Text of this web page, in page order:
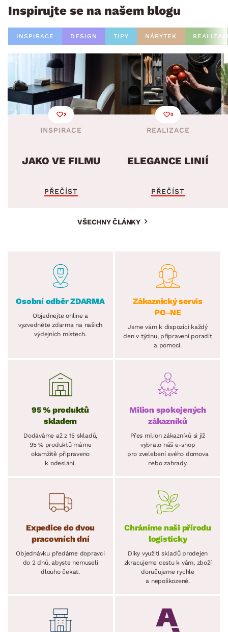
Inspirujte se na našem blogu
INSPIRACE DESIGN TIPY NÁBYTEK
2
INSPIRACE
JAKO VE FILMU
PŘEČÍST
0
REALIZACE
ELEGANCE LINIÍ
PŘEČÍST
VŠECHNY ČLÁNKY
Osobní odběr ZDARMA
Objednejte online a
vyzvedněte zdarma na našich
výdejních místech.
Zákaznický servis
PO–NE
Jsme vám k dispozici každý
den v týdnu, připraveni poradit
a pomoci.
95 % produktů
skladem
Dodáváme až z 15 skladů,
95 % produktů máme
okamžitě připraveno
k odeslání.
Milion spokojených
zákazníků
Přes milion zákazníků si již
vybralo náš e-shop
pro zvelebení svého domova
nebo zahrady.
Expedice do dvou
pracovních dní
Objednávku předáme dopravci
do 2 dnů, abyste nemuseli
dlouho čekat.
Chráníme naši přírodu
logisticky
Díky využití skladů prodejen
zkracujeme cestu k vám, zboží
doručujeme rychle
a nepoškozené.